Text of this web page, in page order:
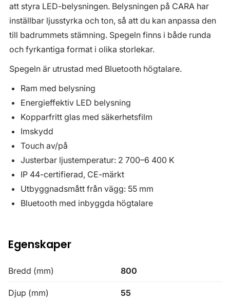
att styra LED-belysningen. Belysningen på CARA har
inställbar ljusstyrka och ton, så att du kan anpassa den
till badrummets stämning. Spegeln finns i både runda
och fyrkantiga format i olika storlekar.
Spegeln är utrustad med Bluetooth högtalare.
Ram med belysning
Energieffektiv LED belysning
Kopparfritt glas med säkerhetsfilm
Imskydd
Touch av/på
Justerbar ljustemperatur: 2 700–6 400 K
IP 44-certifierad, CE-märkt
Utbyggnadsmått från vägg: 55 mm
Bluetooth med inbyggda högtalare
Egenskaper
Bredd (mm) 800
Djup (mm) 55